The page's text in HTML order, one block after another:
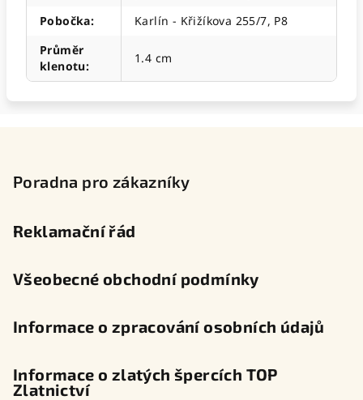
Pobočka:
Karlín - Křižíkova 255/7, P8
Průměr
klenotu:
1.4 cm
Poradna pro zákazníky
Reklamační řád
Všeobecné obchodní podmínky
Informace o zpracování osobních údajů
Informace o zlatých špercích TOP
Zlatnictví